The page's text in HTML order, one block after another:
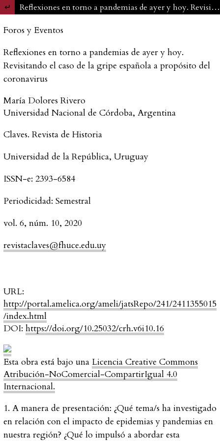
Volver a los detalles del artículo Reflexiones en torno a pandemias de ayer y hoy. Revisitando el caso de la gripe española a propósito del coronavirus